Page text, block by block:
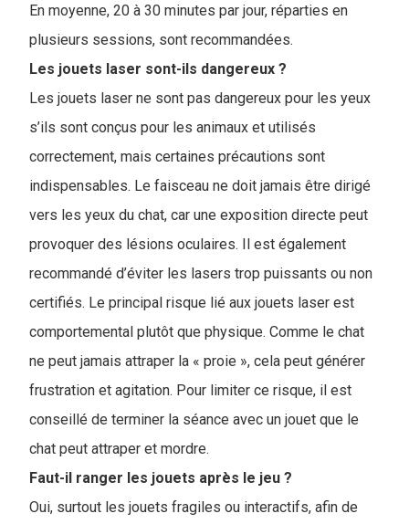
En moyenne, 20 à 30 minutes par jour, réparties en
plusieurs sessions, sont recommandées.
Les jouets laser sont-ils dangereux ?
Les jouets laser ne sont pas dangereux pour les yeux
s’ils sont conçus pour les animaux et utilisés
correctement, mais certaines précautions sont
indispensables. Le faisceau ne doit jamais être dirigé
vers les yeux du chat, car une exposition directe peut
provoquer des lésions oculaires. Il est également
recommandé d’éviter les lasers trop puissants ou non
certifiés. Le principal risque lié aux jouets laser est
comportemental plutôt que physique. Comme le chat
ne peut jamais attraper la « proie », cela peut générer
frustration et agitation. Pour limiter ce risque, il est
conseillé de terminer la séance avec un jouet que le
chat peut attraper et mordre.
Faut-il ranger les jouets après le jeu ?
Oui, surtout les jouets fragiles ou interactifs, afin de